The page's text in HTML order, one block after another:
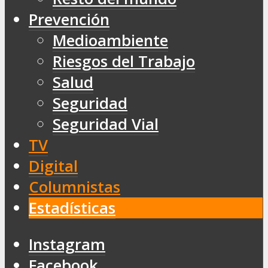
Prevención
Medioambiente
Riesgos del Trabajo
Salud
Seguridad
Seguridad Vial
TV
Digital
Columnistas
Estadísticas
Instagram